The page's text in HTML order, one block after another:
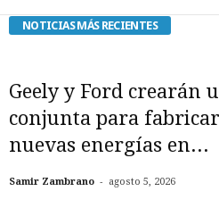
NOTICIAS MÁS RECIENTES
Geely y Ford crearán
conjunta para
nuevas energías en...
Samir Zambrano - agosto 5, 2026